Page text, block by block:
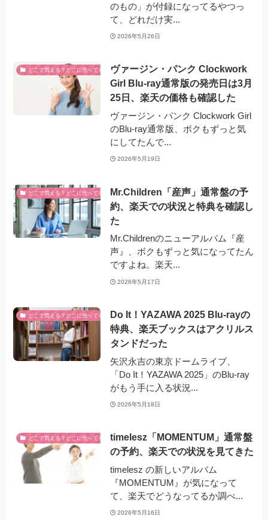
のもの」が付録になってるやつっ
て、どれだけ実...
2026年5月26日
どこで買える？どこに売ってる？
ヴァージン・パンク Clockwork
Girl Blu-ray通常版の発売日は3月
25日、楽天の価格も確認した
ヴァージン・パンク Clockwork Girl
のBlu-ray通常版、ボクもずっと気
にしてたんで...
2026年5月19日
どこで買える？どこに売ってる？
Mr.Children「産声」通常盤の予
約、楽天での状況と特典を確認し
た
Mr.Childrenのニューアルバム『産
声』、ボクもずっと気になってたん
ですよね。楽天...
2026年5月17日
どこで買える？どこに売ってる？
Do It！YAZAWA 2025 Blu-rayの
特典、楽天ブックスはアクリルス
タンドだった
矢沢永吉の東京ドームライブ、
「Do It！YAZAWA 2025」のBlu-ray
がもう手に入る状況...
2026年5月18日
どこで買える？どこに売ってる？
timelesz「MOMENTUM」通常盤
の予約、楽天での状況を見てきた
timelesz の新しいアルバム
『MOMENTUM』が気になって
て、楽天でどうなってるか調べ...
2026年5月16日